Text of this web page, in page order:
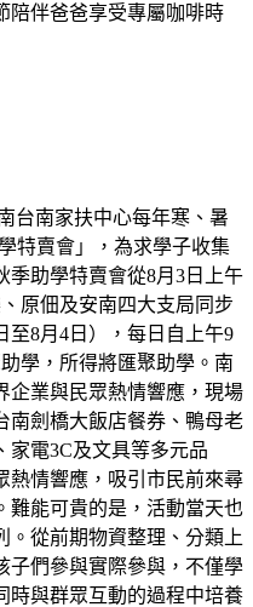
陪伴爸爸享受專屬咖啡時
台南家扶中心每年寒、暑
特賣會」，為求學子收集
季助學特賣會從8月3日上午
原佃及安南四大支局同步
至8月4日），每日自上午9
學，所得將匯聚助學。南
企業與民眾熱情響應，現場
南劍橋大飯店餐券、鴨母老
家電3C及文具等多元品
熱情響應，吸引市民前來尋
難能可貴的是，活動當天也
。從前期物資整理、分類上
子們參與實際參與，不僅學
時與群眾互動的過程中培養